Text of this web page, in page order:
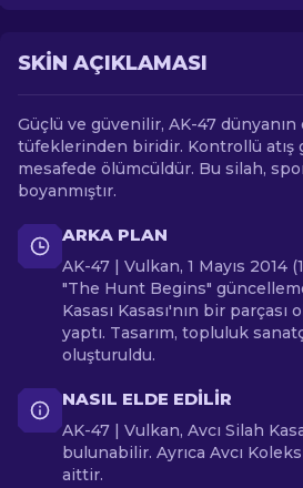
SKIN AÇIKLAMASI
Güçlü ve güvenilir, AK-47 dünyanın
tüfeklerinden biridir. Kontrollü atış
mesafede ölümcüldür. Bu silah,
boyanmıştır.
ARKA PLAN
AK-47 | Vulkan, 1 Mayıs 2014
"The Hunt Begins"
Kasası Kasası'nın bir parçası
yaptı. Tasarım, topluluk
oluşturuldu.
NASIL ELDE EDILIR
AK-47 | Vulkan, Avcı Silah
bulunabilir. Ayrıca Avcı
aittir.